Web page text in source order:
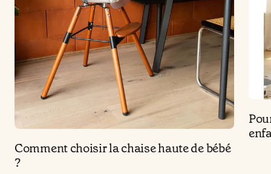
Comment choisir la chaise haute de bébé
?